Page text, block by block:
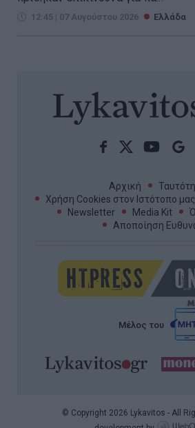
12:45 | 07 Αυγούστου 2026 Ελλάδα
Αρχική
Χρήση Cookies στον Ιστότοπο μας
Newsletter
Media Kit
Αποποίηση
Μέλος του
© Copyright 2026 Lykavitos - All